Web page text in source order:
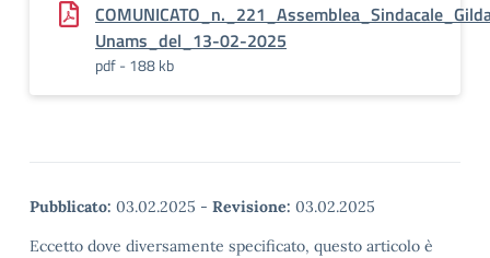
Unams_del_13-02-2025
pdf - 188 kb
Pubblicato: 03.02.2025 - Revisione: 03.02.2025
Eccetto dove diversamente specificato, questo articolo è